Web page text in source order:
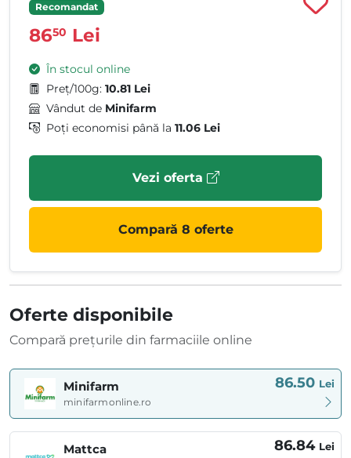
Recomandat
8650 Lei
În stocul online
Preț/100g: 10.81 Lei
Vândut de Minifarm
Poți economisi până la 11.06 Lei
Vezi oferta
Compară 8 oferte
Oferte disponibile
Compară prețurile din farmaciile online
Minifarm
minifarmonline.ro
86.50 Lei
Mattca 86.84 Lei